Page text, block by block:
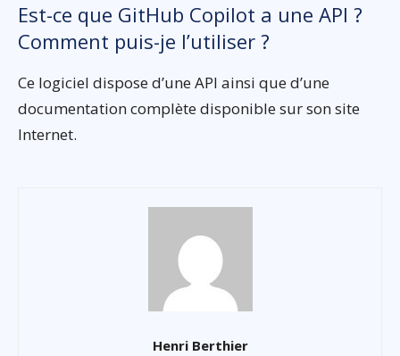
Est-ce que GitHub Copilot a une API ?
Comment puis-je l’utiliser ?
Ce logiciel dispose d’une API ainsi que d’une
documentation complète disponible sur son site
Internet.
Henri Berthier